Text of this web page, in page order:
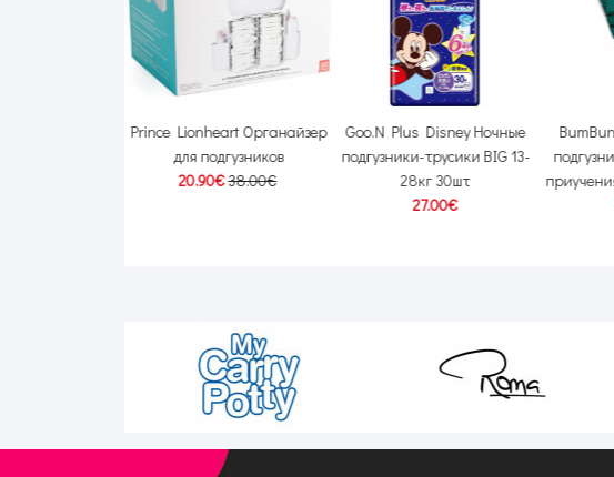
Prince Lionheart Органайзер
для подгузников
20.90€38.00€
Goo.N Plus Disney Ночные
подгузники-трусики BIG 13-
28кг 30шт
27.00€